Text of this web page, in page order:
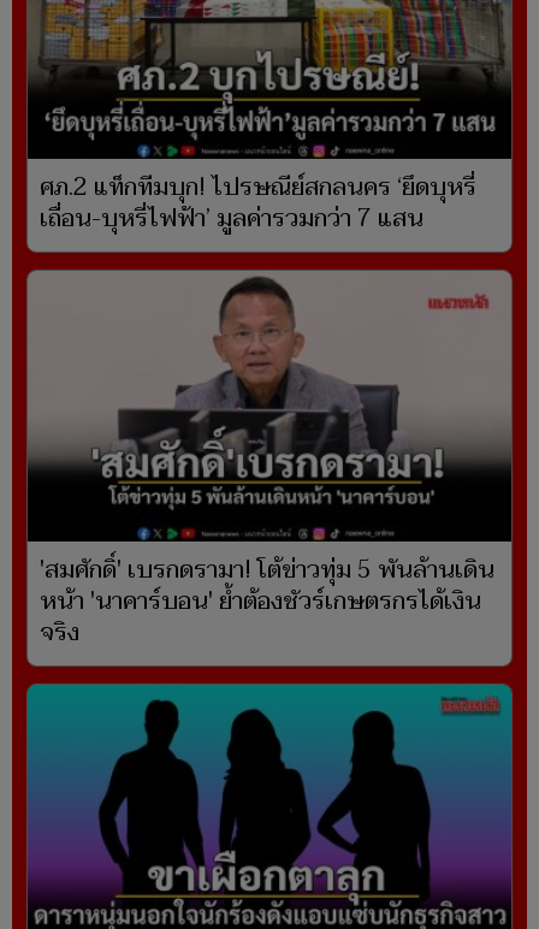
ศภ.2 แท็กทีมบุก! ไปรษณีย์สกลนคร ‘ยึดบุหรี่
เถื่อน-บุหรี่ไฟฟ้า’ มูลค่ารวมกว่า 7 แสน
'สมศักดิ์' เบรกดรามา! โต้ข่าวทุ่ม 5 พันล้านเดิน
หน้า 'นาคาร์บอน' ย้ำต้องชัวร์เกษตรกรได้เงิน
จริง